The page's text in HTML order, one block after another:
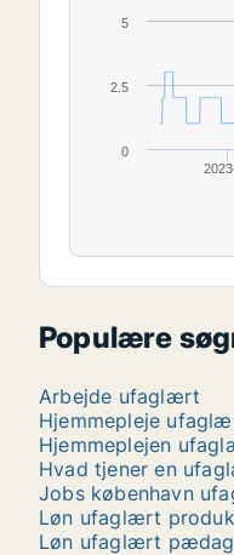
0
2.5
5
Populære
Arbejde ufaglært
Hjemmepleje
Hjemmeplejen
Hvad tjener en
Jobs københavn
Løn ufaglært
Løn ufaglært